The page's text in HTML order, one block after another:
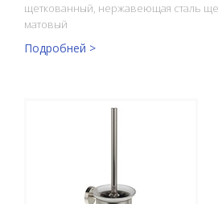
щеткованный, нержавеющая сталь
матовый
Подробней >